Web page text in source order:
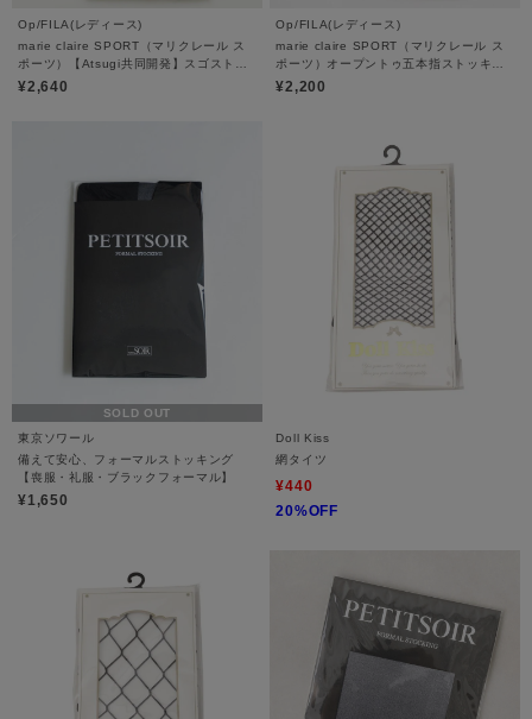
Op/FILA(レディース)
marie claire SPORT（マリクレール ス
ポーツ）【Atsugi共同開発】スゴストス
ポーツストッキング
¥2,640
Op/FILA(レディース)
marie claire SPORT（マリクレール ス
ポーツ）オープントゥ五本指ストッキン
グ
¥2,200
SOLD OUT
東京ソワール
備えて安心、フォーマルストッキング
【喪服・礼服・ブラックフォーマル】
¥1,650
Doll Kiss
網タイツ
¥440
20%OFF